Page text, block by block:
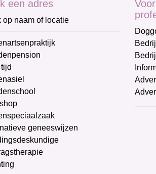
een adres
op naam of locatie
geneeswijzen